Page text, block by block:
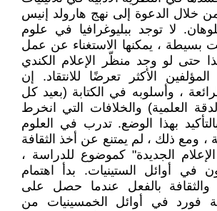
خلال الدعوة إلى نهج هارولد إنيس
لا توجد ببليوغرافيا في علوم
بسيطة ، يمكنها الاستغناء عن عمل
حتى لو وجد منظّر الإعلام الكندي
الأكثر تعرضًا للانتقاد. إن
، وأسلوبه في الكتابة (بعيد كل
العلمية) والخلافات التي انخرط
بهذا الوضع. تدرب في العلوم
، ومع ذلك ، لم يمتنع عن أخذ الثقافة
الجديدة" كموضوع للدراسة ،
في أوائل الستينيات. بدأ اهتمام
والثقافة بالفعل عندما حصل على
في أوائل الخمسينيات من